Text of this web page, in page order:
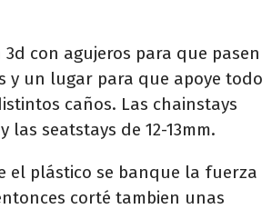
3d con agujeros para que pasen
y un lugar para que apoye todo
caños. Las chainstays
las seatstays de 12-13mm.
el plástico se banque la fuerza
corté tambien unas